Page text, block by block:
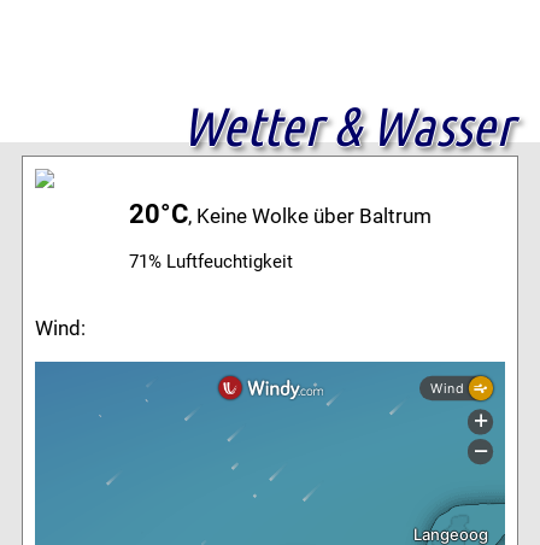
Wetter & Wasser
20°C, Keine Wolke über Baltrum
71% Luftfeuchtigkeit
Wind: